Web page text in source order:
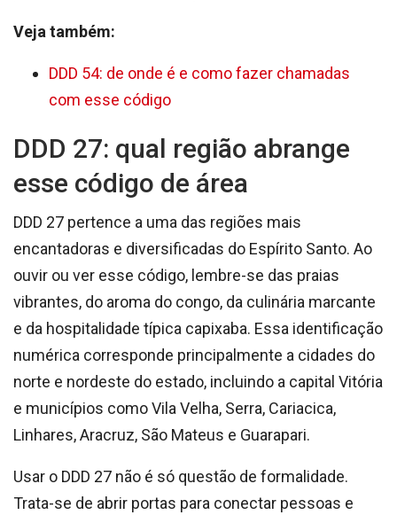
Veja também:
DDD 54: de onde é e como fazer chamadas
com esse código
DDD 27: qual região abrange
esse código de área
DDD 27 pertence a uma das regiões mais
encantadoras e diversificadas do Espírito Santo. Ao
ouvir ou ver esse código, lembre-se das praias
vibrantes, do aroma do congo, da culinária marcante
e da hospitalidade típica capixaba. Essa identificação
numérica corresponde principalmente a cidades do
norte e nordeste do estado, incluindo a capital Vitória
e municípios como Vila Velha, Serra, Cariacica,
Linhares, Aracruz, São Mateus e Guarapari.
Usar o DDD 27 não é só questão de formalidade.
Trata-se de abrir portas para conectar pessoas e